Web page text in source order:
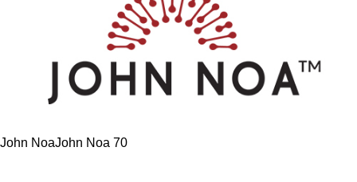
John NoaJohn Noa 70